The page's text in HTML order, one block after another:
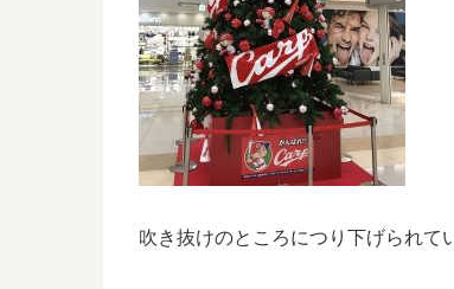
吹き抜けのところにつり下げられて